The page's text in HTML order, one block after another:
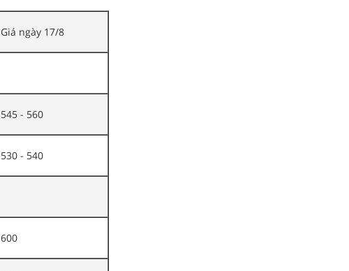
Giá ngày 17/8
545 - 560
530 - 540
600